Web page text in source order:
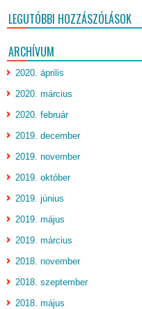
LEGUTÓBBI HOZZÁSZÓLÁSOK
ARCHÍVUM
2020. április
2020. március
2020. február
2019. december
2019. november
2019. október
2019. június
2019. május
2019. március
2018. november
2018. szeptember
2018. május